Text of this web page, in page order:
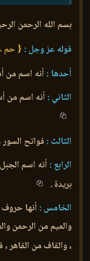
بسم الله الرحمن
قوله عز وجل :{ حم
أحدها : أنه اسم من
الثاني : أنه اسم من
الثالث : فواتح
الرابع : أنه اسم
بريدة .
الخامس : أنها
والميم من الرحمن
، والقاف من القاهر